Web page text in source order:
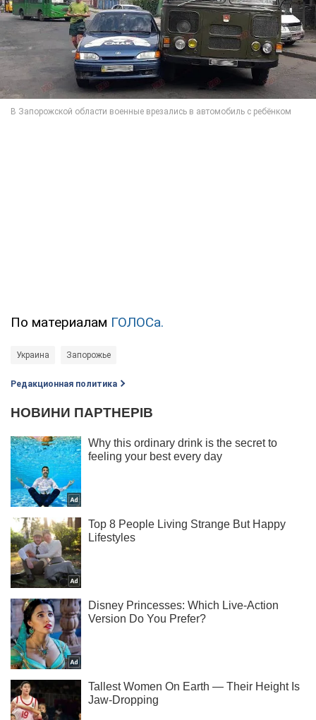
По материалам ГОЛОСа.
Украина Запорожье
Редакционная политика